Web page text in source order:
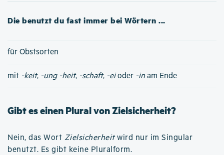
Die benutzt du fast immer bei Wörtern ...
für Obstsorten
mit -keit, -ung -heit, -schaft, -eioder -in am Ende
Gibt es einen Plural von Zielsicherheit?
Nein, das Wort Zielsicherheitwird nur im Singular
benutzt. Es gibt keine Pluralform.